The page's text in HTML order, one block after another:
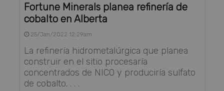
Fortune Minerals planea refinería de
cobalto en Alberta
25/Jan/2022 12:29am
La refinería hidrometalúrgica que planea
construir en el sitio procesaría
concentrados de NICO y produciría sulfato
de cobalto. . . .